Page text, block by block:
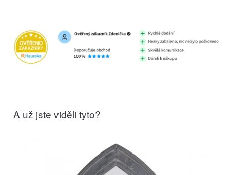
A už jste viděli tyto?